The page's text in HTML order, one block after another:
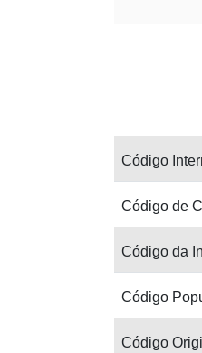
Código
Código de
Código da
Código
Código